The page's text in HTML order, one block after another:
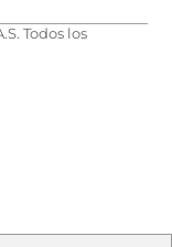
Todos los